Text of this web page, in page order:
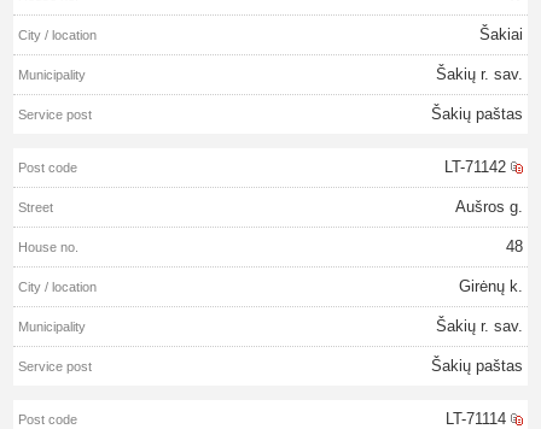
Šakiai
Šakių r. sav.
Šakių paštas
LT-71142
Aušros g.
48
Girėnų k.
Šakių r. sav.
Šakių paštas
LT-71114